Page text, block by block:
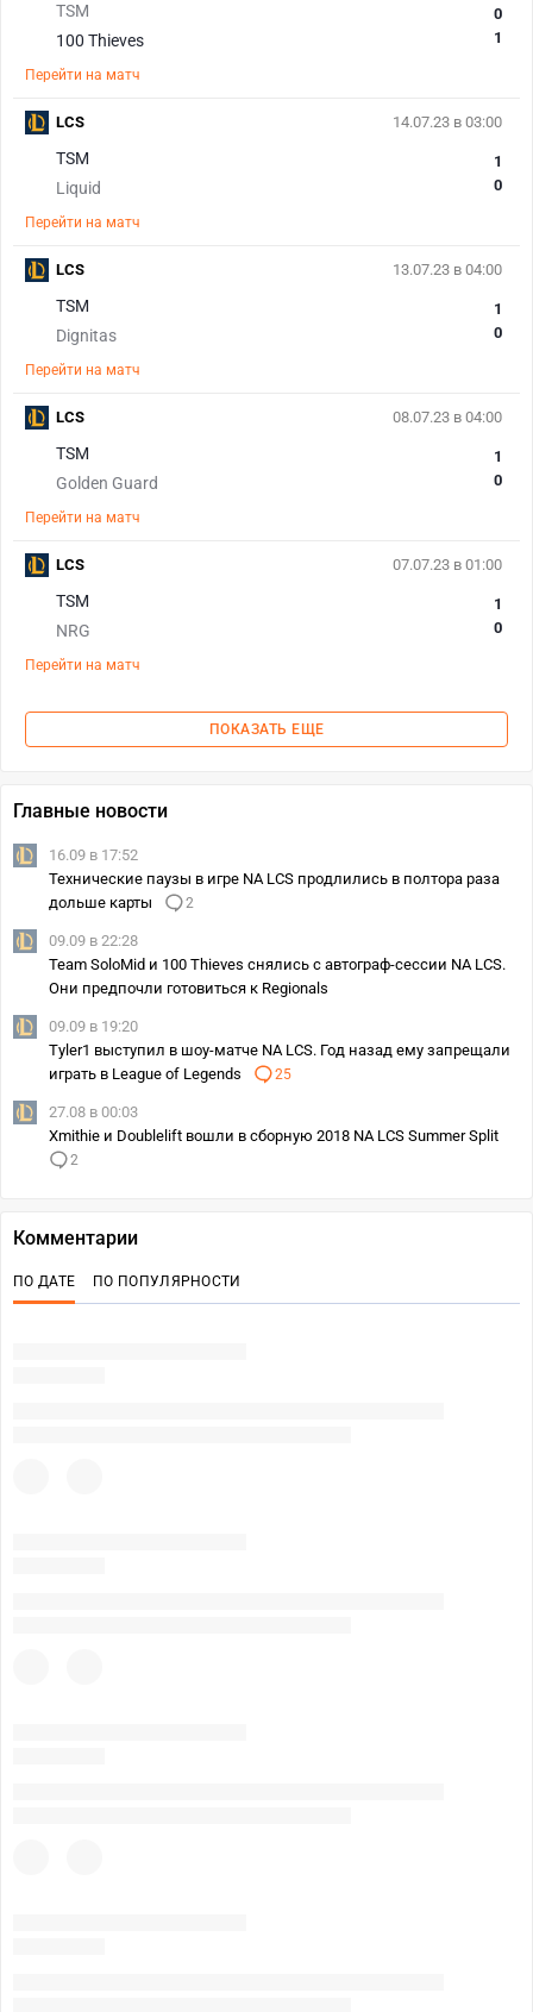
TSM
100 Thieves
0
1
Перейти на матч
14.07.23 в 03:00
TSM
Liquid
1
0
Перейти на матч
LCS
13.07.23 в 04:00
TSM
Dignitas
1
0
Перейти на матч
LCS
08.07.23 в 04:00
TSM
Golden Guard
1
0
Перейти на матч
LCS
07.07.23 в 01:00
TSM
NRG
1
0
Перейти на матч
LCS
ПОКАЗАТЬ ЕЩЕ
Главные новости
16.09 в 17:52
Технические паузы в игре NA LCS продлились в полтора раза
дольше карты
2
09.09 в 22:28
Team SoloMid и 100 Thieves снялись с автограф-сессии NA LCS.
Они предпочли готовиться к Regionals
09.09 в 19:20
Tyler1 выступил в шоу-матче NA LCS. Год назад ему запрещали
играть в League of Legends
25
27.08 в 00:03
Xmithie и Doublelift вошли в сборную 2018 NA LCS Summer Split
2
Комментарии
ПО ДАТЕ ПО ПОПУЛЯРНОСТИ